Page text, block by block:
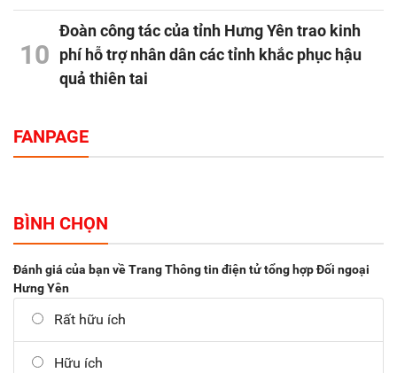
10
Đoàn công tác của tỉnh Hưng Yên trao kinh
phí hỗ trợ nhân dân các tỉnh khắc phục hậu
quả thiên tai
FANPAGE
BÌNH CHỌN
Đánh giá của bạn về Trang Thông tin điện tử tổng hợp Đối ngoại
Hưng Yên
Rất hữu ích
Hữu ích